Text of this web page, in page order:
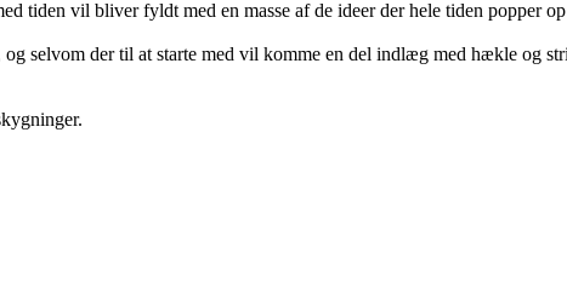
tiden vil bliver fyldt med en masse af de ideer der hele tiden popper
selvom der til at starte med vil komme en del indlæg med hækle og